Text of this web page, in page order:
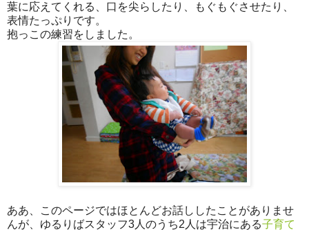
葉に応えてくれる、口を尖らしたり、もぐもぐさせたり、
表情たっぷりです。
抱っこの練習をしました。
ああ、このページではほとんどお話ししたことがありませ
んが、ゆるりばスタッフ3人のうち2人は宇治にある子育て